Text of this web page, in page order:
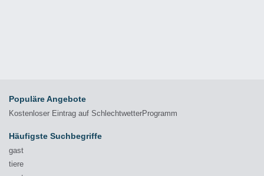
Populäre Angebote
Kostenloser Eintrag auf SchlechtwetterProgramm
Häufigste Suchbegriffe
gast
tiere